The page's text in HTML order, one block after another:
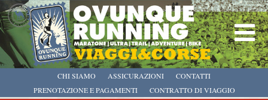
CHI SIAMO
PRENOTAZIONE E PAGAMENTI
CONTRATTO DI VIAGGIO
ASSICURAZIONI CONTATTI